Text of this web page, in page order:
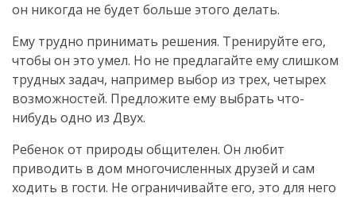
он никогда не будет больше этого делать.
Ему трудно принимать решения. Тренируйте его,
чтобы он это умел. Но не предлагайте ему слишком
трудных задач, например выбор из трех, четырех
возможностей. Предложите ему выбрать что-
нибудь одно из Двух.
Ребенок от природы общителен. Он любит
приводить в дом многочисленных друзей и сам
ходить в гости. Не ограничивайте его, это для него